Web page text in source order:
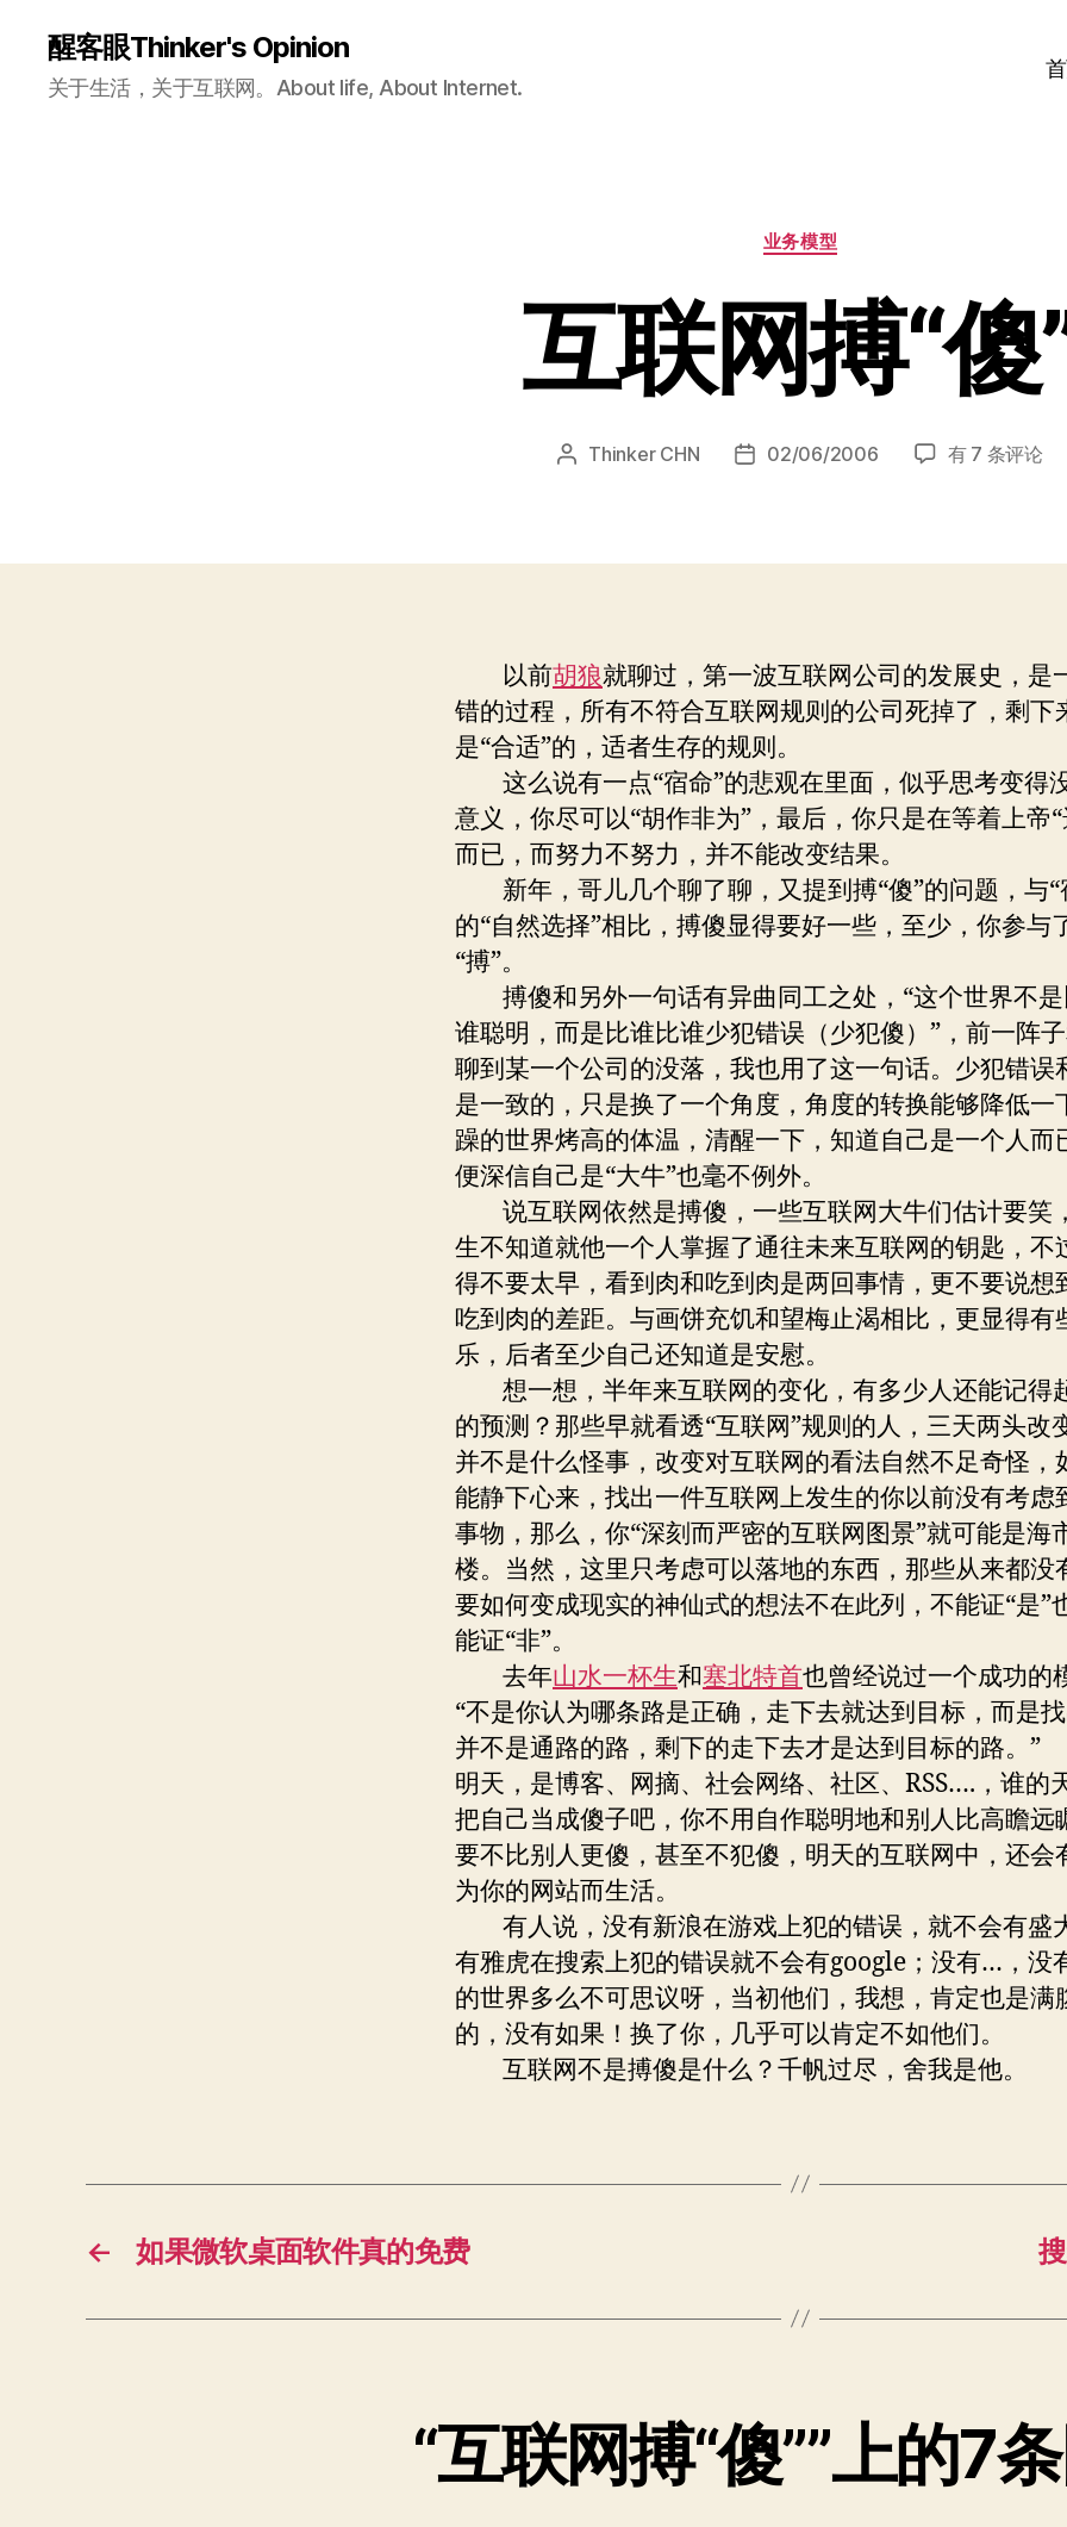
醒客眼Thinker's Opinion
关于生活，关于互联网。About life, About Internet.
分
类
业务模型
互联网搏“傻
文 Thinker CHN
发 02/06/2006
互
“傻”
有 7 条评论
以前胡狼就聊过，第一波互联网公司的发展史，是
错的过程，所有不符合互联网规则的公司死掉了，剩下
是“合适”的，适者生存的规则。
这么说有一点“宿命”的悲观在里面，似乎思考变得
意义，你尽可以“胡作非为”，最后，你只是在等着上帝
而已，而努力不努力，并不能改变结果。
新年，哥儿几个聊了聊，又提到搏“傻”的问题，与“
的“自然选择”相比，搏傻显得要好一些，至少，你参与
“搏”。
搏傻和另外一句话有异曲同工之处，“这个世界不是
谁聪明，而是比谁比谁少犯错误（少犯傻）”，前一阵
聊到某一个公司的没落，我也用了这一句话。少犯错误
是一致的，只是换了一个角度，角度的转换能够降低一
躁的世界烤高的体温，清醒一下，知道自己是一个人而
便深信自己是“大牛”也毫不例外。
说互联网依然是搏傻，一些互联网大牛们估计要笑
生不知道就他一个人掌握了通往未来互联网的钥匙，不
得不要太早，看到肉和吃到肉是两回事情，更不要说想
吃到肉的差距。与画饼充饥和望梅止渴相比，更显得有
乐，后者至少自己还知道是安慰。
想一想，半年来互联网的变化，有多少人还能记得
的预测？那些早就看透“互联网”规则的人，三天两头改
并不是什么怪事，改变对互联网的看法自然不足奇怪，
能静下心来，找出一件互联网上发生的你以前没有考虑
事物，那么，你“深刻而严密的互联网图景”就可能是海
楼。当然，这里只考虑可以落地的东西，那些从来都没
要如何变成现实的神仙式的想法不在此列，不能证“是”
能证“非”。
去年山水一杯生和塞北特首也曾经说过一个成功的
“不是你认为哪条路是正确，走下去就达到目标，而是
并不是通路的路，剩下的走下去才是达到目标的路。”
明天，是博客、网摘、社会网络、社区、RSS….，谁的
把自己当成傻子吧，你不用自作聪明地和别人比高瞻远
要不比别人更傻，甚至不犯傻，明天的互联网中，还会
为你的网站而生活。
有人说，没有新浪在游戏上犯的错误，就不会有盛
有雅虎在搜索上犯的错误就不会有google；没有…，没
的世界多么不可思议呀，当初他们，我想，肯定也是满
的，没有如果！换了你，几乎可以肯定不如他们。
互联网不是搏傻是什么？千帆过尽，舍我是他。
← 如果微软桌面软件真的免费
“互联网搏“傻””上的7